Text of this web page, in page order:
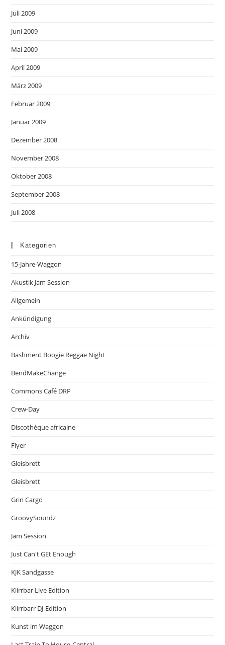
Juli 2009
Juni 2009
Mai 2009
April 2009
März 2009
Februar 2009
Januar 2009
Dezember 2008
November 2008
Oktober 2008
September 2008
Juli 2008
Kategorien
15-Jahre-Waggon
Akustik Jam Session
Allgemein
Ankündigung
Archiv
Bashment Boogie Reggae Night
BendMakeChange
Commons Café DRP
Crew-Day
Discothèque africaine
Flyer
Gleisbrett
Gleisbrett
Grin Cargo
GroovySoundz
Jam Session
Just Can't GEt Enough
KJK Sandgasse
Klirrbar Live Edition
Klirrbarr DJ-Edition
Kunst im Waggon